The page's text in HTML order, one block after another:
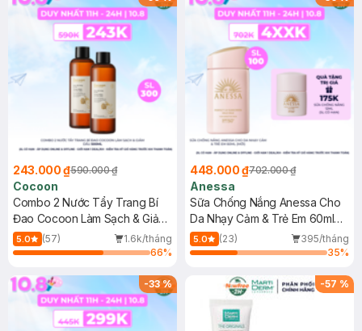
243.000 ₫590.000 ₫
Cocoon
Combo 2 Nước Tẩy Trang Bí
Đao Cocoon Làm Sạch & Giảm
Dầu 500ml
5.0 (57)
1.6k/tháng
66%
448.000 ₫702.000 ₫
Anessa
Sữa Chống Nắng Anessa Cho
Da Nhạy Cảm & Trẻ Em 60ml
(Mới)
5.0 (23)
395/tháng
35%
-33% -57 %